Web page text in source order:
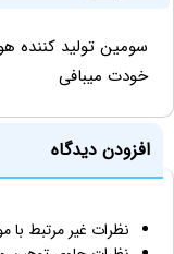
سومین تولید کننده
خودت میبافی
افزودن دیدگاه
نظرات غیر مرتبط